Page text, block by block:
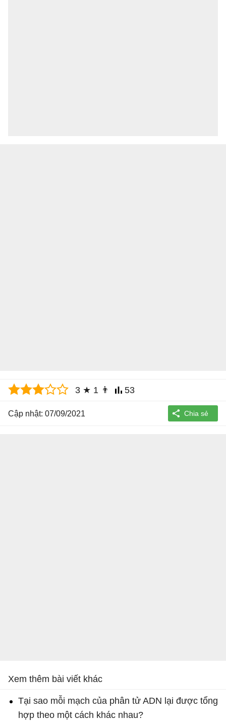
3 ★ 1 👨 53
Cập nhật: 07/09/2021
Xem thêm bài viết khác
Tại sao mỗi mạch của phân tử ADN lại được tổng
hợp theo một cách khác nhau?